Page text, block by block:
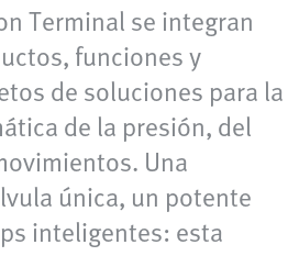
Terminal se integran
funciones y
de soluciones para la
de la presión, del
Una
única, un potente
inteligentes: esta